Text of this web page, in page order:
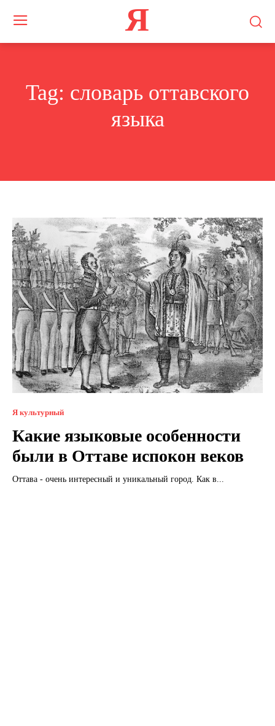
Я
Tag: словарь оттавского
языка
Я культурный
Какие языковые особенности
были в Оттаве испокон веков
Оттава - очень интересный и уникальный город. Как в...